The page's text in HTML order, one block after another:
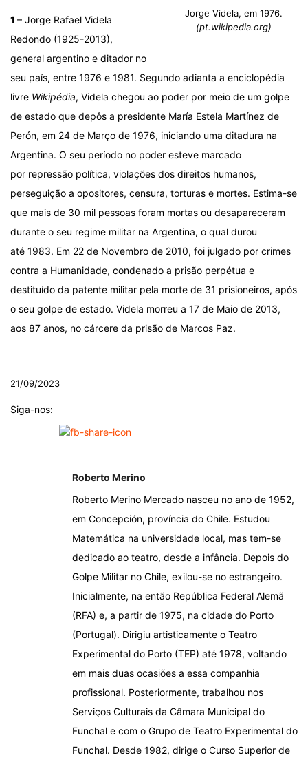
Jorge Videla, em 1976.
(pt.wikipedia.org)
1 – Jorge Rafael Videla
Redondo (1925-2013),
general argentino e ditador no
seu país, entre 1976 e 1981. Segundo adianta a enciclopédia
livre Wikipédia, Videla chegou ao poder por meio de um golpe
de estado que depôs a presidente María Estela Martínez de
Perón, em 24 de Março de 1976, iniciando uma ditadura na
Argentina. O seu período no poder esteve marcado
por repressão política, violações dos direitos humanos,
perseguição a opositores, censura, torturas e mortes. Estima-se
que mais de 30 mil pessoas foram mortas ou desapareceram
durante o seu regime militar na Argentina, o qual durou
até 1983. Em 22 de Novembro de 2010, foi julgado por crimes
contra a Humanidade, condenado a prisão perpétua e
destituído da patente militar pela morte de 31 prisioneiros, após
o seu golpe de estado. Videla morreu a 17 de Maio de 2013,
aos 87 anos, no cárcere da prisão de Marcos Paz.
21/09/2023
Siga-nos:
Roberto Merino
Roberto Merino Mercado nasceu no ano de 1952,
em Concepción, província do Chile. Estudou
Matemática na universidade local, mas tem-se
dedicado ao teatro, desde a infância. Depois do
Golpe Militar no Chile, exilou-se no estrangeiro.
Inicialmente, na então República Federal Alemã
(RFA) e, a partir de 1975, na cidade do Porto
(Portugal). Dirigiu artisticamente o Teatro
Experimental do Porto (TEP) até 1978, voltando
em mais duas ocasiões a essa companhia
profissional. Posteriormente, trabalhou nos
Serviços Culturais da Câmara Municipal do
Funchal e com o Grupo de Teatro Experimental do
Funchal. Desde 1982, dirige o Curso Superior de